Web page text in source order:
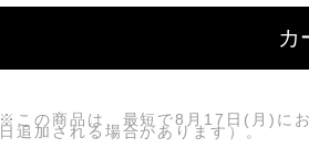
カ
※この商品は、最短で8月17日(月)に
日追加される場合があります）。